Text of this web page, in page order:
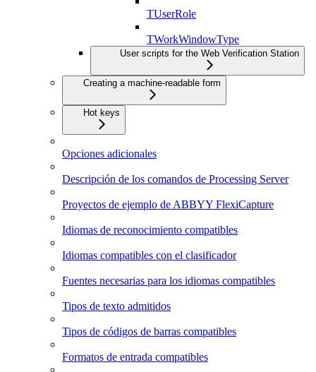
TUserRole
TWorkWindowType
User scripts for the Web Verification Station
Creating a machine-readable form
Hot keys
Opciones adicionales
Descripción de los comandos de Processing Server
Proyectos de ejemplo de ABBYY FlexiCapture
Idiomas de reconocimiento compatibles
Idiomas compatibles con el clasificador
Fuentes necesarias para los idiomas compatibles
Tipos de texto admitidos
Tipos de códigos de barras compatibles
Formatos de entrada compatibles